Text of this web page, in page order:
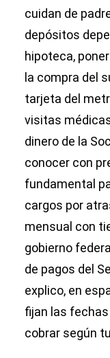
cuidan de
depósitos
hipoteca,
la compra del
tarjeta del
visitas
dinero de la
conocer con
fundamental
cargos por
mensual con
gobierno
de pagos del
explico, en
fijan las
cobrar según